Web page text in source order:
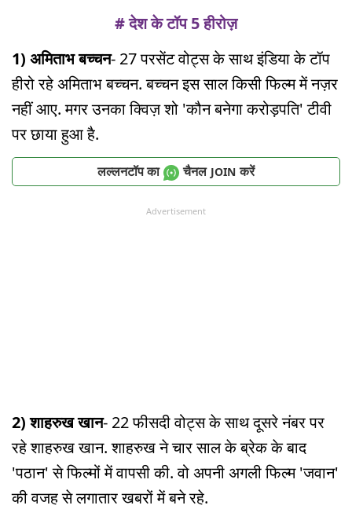
# देश के टॉप 5 हीरोज़
1) अमिताभ बच्चन- 27 परसेंट वोट्स के साथ इंडिया के टॉप
हीरो रहे अमिताभ बच्चन. बच्चन इस साल किसी फिल्म में नज़र
नहीं आए. मगर उनका क्विज़ शो 'कौन बनेगा करोड़पति' टीवी
पर छाया हुआ है.
लल्लनटॉप का चैनल JOIN करें
Advertisement
2) शाहरुख खान- 22 फीसदी वोट्स के साथ दूसरे नंबर पर
रहे शाहरुख खान. शाहरुख ने चार साल के ब्रेक के बाद
'पठान' से फिल्मों में वापसी की. वो अपनी अगली फिल्म 'जवान'
की वजह से लगातार खबरों में बने रहे.